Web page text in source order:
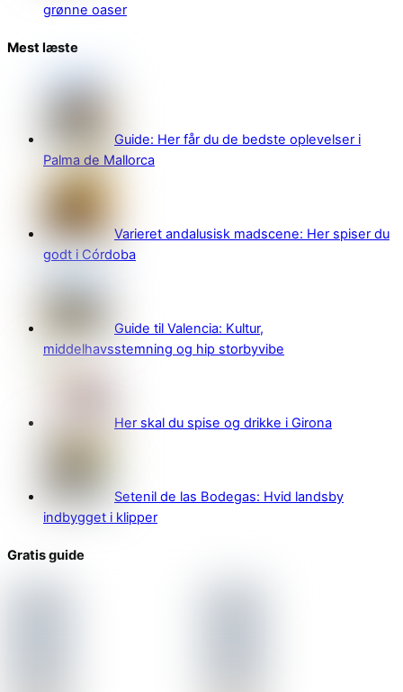
grønne oaser
Mest læste
Guide: Her får du de bedste oplevelser i
Palma de Mallorca
Varieret andalusisk madscene: Her spiser du
godt i Córdoba
Guide til Valencia: Kultur,
middelhavsstemning og hip storbyvibe
Her skal du spise og drikke i Girona
Setenil de las Bodegas: Hvid landsby
indbygget i klipper
Gratis guide